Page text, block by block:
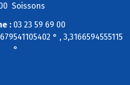
Soissons
:03 23 59 69 00
° , 3,3166594555115
°